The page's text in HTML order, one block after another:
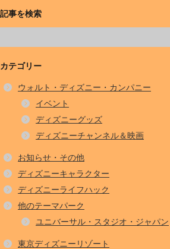
記事を検索
カテゴリー
ウォルト・ディズニー・カンパニー
イベント
ディズニーグッズ
ディズニーチャンネル＆映画
お知らせ・その他
ディズニーキャラクター
ディズニーライフハック
他のテーマパーク
ユニバーサル・スタジオ・ジャパン
東京ディズニーリゾート